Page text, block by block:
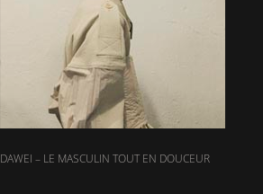
DAWEI – LE MASCULIN TOUT EN DOUCEUR